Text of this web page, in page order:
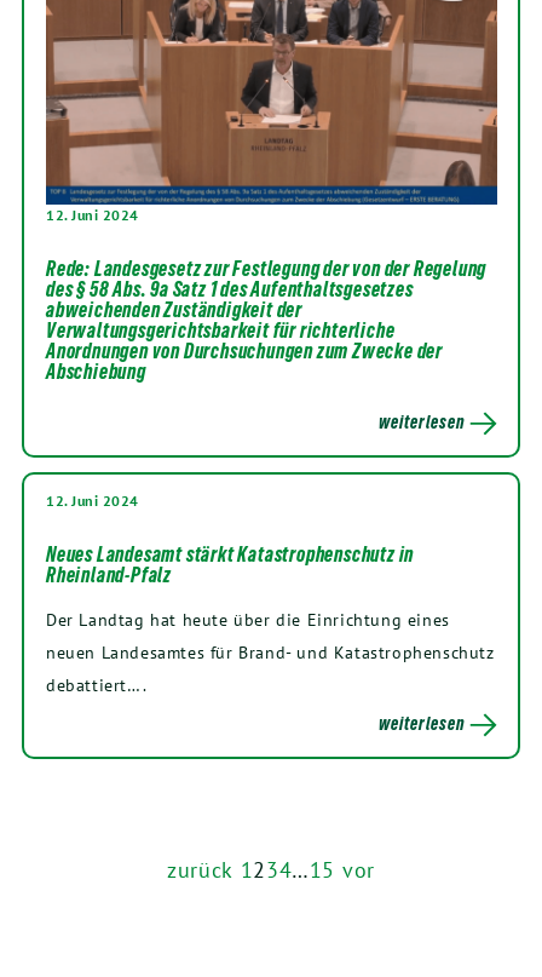
12. Juni 2024
Rede: Landesgesetz zur Festlegung der von der Regelung
des § 58 Abs. 9a Satz 1 des Aufenthaltsgesetzes
abweichenden Zuständigkeit der
Verwaltungsgerichtsbarkeit für richterliche
Anordnungen von Durchsuchungen zum Zwecke der
Abschiebung
weiterlesen
12. Juni 2024
Neues Landesamt stärkt Katastrophenschutz in
Rheinland-Pfalz
Der Landtag hat heute über die Einrichtung eines
neuen Landesamtes für Brand- und Katastrophenschutz
debattiert….
weiterlesen
zurück 1234…15 vor